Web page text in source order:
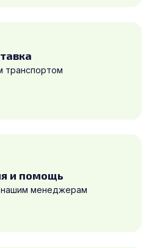
транспортом
и помощь
менеджерам